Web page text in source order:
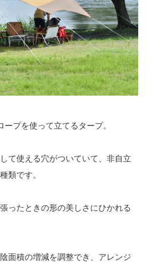
プを使って立てるタープ。
て使える穴がついていて、非自立
類です。
ったときの形の美しさにひかれる
面積の増減を調整でき、アレンジ